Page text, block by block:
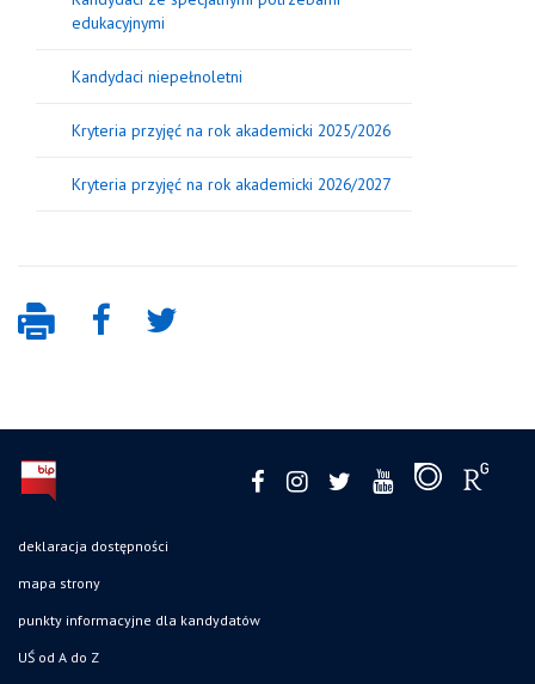
edukacyjnymi
Kandydaci niepełnoletni
Kryteria przyjęć na rok akademicki 2025/2026
Kryteria przyjęć na rok akademicki 2026/2027
deklaracja dostępności
mapa strony
punkty informacyjne dla kandydatów
UŚ od A do Z